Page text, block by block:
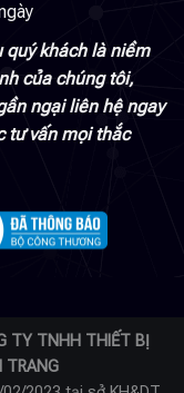
quý khách là niềm
của chúng tôi,
ngại liên hệ ngay
tư vấn mọi thắc
TY TNHH THIẾT BỊ
TRANG